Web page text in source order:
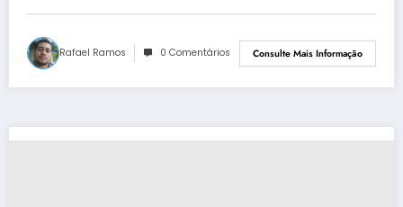
Rafael Ramos 0 Comentários Consulte Mais Informação